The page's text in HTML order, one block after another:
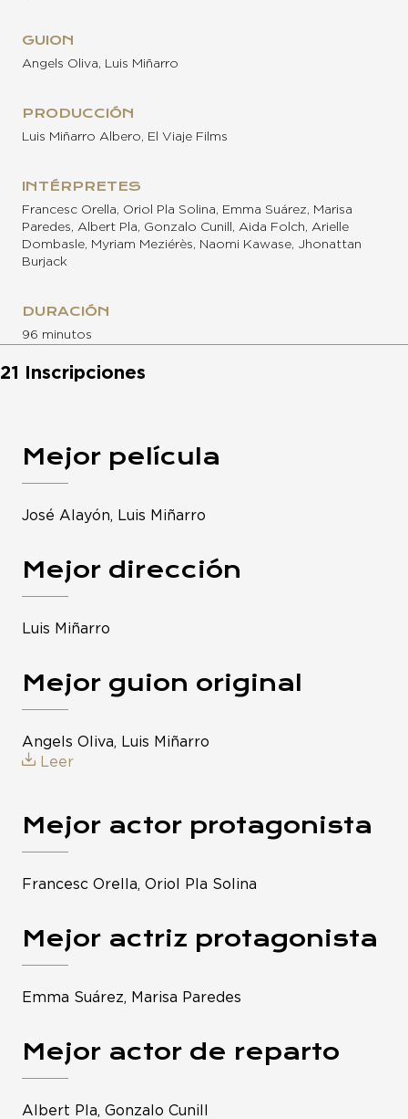
GUION
Angels Oliva, Luis Miñarro
PRODUCCIÓN
Luis Miñarro Albero, El Viaje Films
INTÉRPRETES
Francesc Orella, Oriol Pla Solina, Emma Suárez, Marisa
Paredes, Albert Pla, Gonzalo Cunill, Aida Folch, Arielle
Dombasle, Myriam Meziérès, Naomi Kawase, Jhonattan
Burjack
DURACIÓN
96 minutos
21 Inscripciones
Mejor película
José Alayón, Luis Miñarro
Mejor dirección
Luis Miñarro
Mejor guion original
Angels Oliva, Luis Miñarro
Leer
Mejor actor protagonista
Francesc Orella, Oriol Pla Solina
Mejor actriz protagonista
Emma Suárez, Marisa Paredes
Mejor actor de reparto
Albert Pla, Gonzalo Cunill